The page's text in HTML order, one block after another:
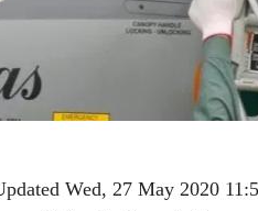
Wed, 27 May 2020